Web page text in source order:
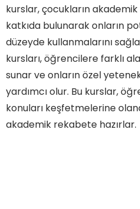
kurslar, çocukların
katkıda bulunarak onların
düzeyde kullanmalarını
kursları, öğrencilere farklı
sunar ve onların özel
yardımcı olur. Bu kurslar,
konuları keşfetmelerine
akademik rekabete hazırlar.